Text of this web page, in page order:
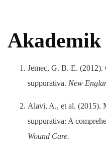
Jemec, G. B. E.
suppurativa. New
Alavi, A., et al. (2015).
suppurativa: A
Wound Care.